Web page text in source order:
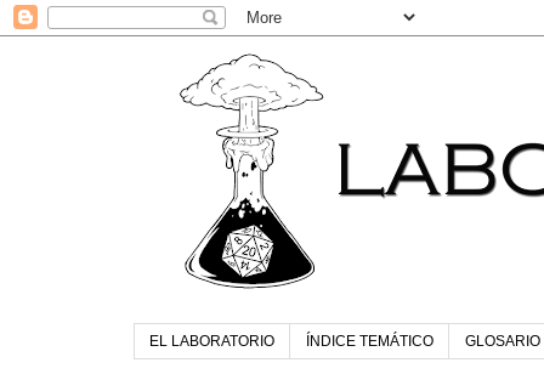
EL LABORATORIO ÍNDICE TEMÁTICO